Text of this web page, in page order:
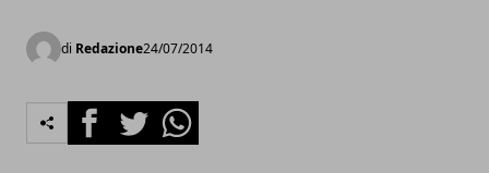
di Redazione24/07/2014
FacebookTwitterWhatsapp